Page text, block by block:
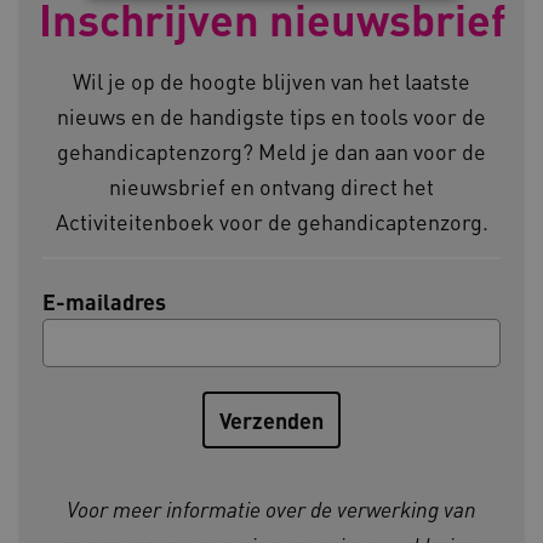
Inschrijven nieuwsbrief
Wil je op de hoogte blijven van het laatste
nieuws en de handigste tips en tools voor de
gehandicaptenzorg? Meld je dan aan voor de
nieuwsbrief en ontvang direct het
Activiteitenboek voor de gehandicaptenzorg.
E-mailadres
Voor meer informatie over de verwerking van
Noodzakelijke cookies
Marketing cookies
Deze functionele en technische cookies zorgen
ervoor dat de website werkt. Deze cookies
worden altijd geplaatst en maken geen inbreuk
op uw privacy.
Naam
Provider/Domein
__Secure-
ROLLOUT_TOKEN
.kennispleingehandicaptensector.nl